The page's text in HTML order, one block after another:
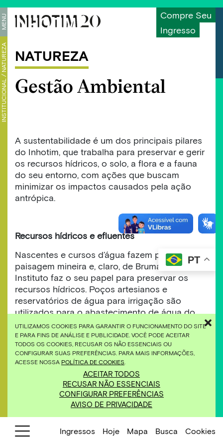
UTILIZAMOS COOKIES PARA GARANTIR O FUNCIONAMENTO DO SITE
E PARA FINS DE ANÁLISE E PUBLICIDADE. VOCÊ PODE ACEITAR
TODOS OS COOKIES, RECUSAR OS NÃO ESSENCIAIS OU
CONFIGURAR SUAS PREFERÊNCIAS. PARA MAIS INFORMAÇÕES,
ACESSE NOSSA POLÍTICA DE COOKIES
ACEITAR TODOS
RECUSAR NÃO ESSENCIAIS
CONFIGURAR PREFERÊNCIAS
AVISO DE PRIVACIDADE
Compre Seu
Ingresso
MENU
INSTITUCIONAL
/
NATUREZA NATUREZA
Gestão Ambiental
A sustentabilidade é um dos principais pilares
do Inhotim, que trabalha para preservar e gerir
os recursos hídricos, o solo, a flora e a fauna
do seu entorno, com ações que buscam
minimizar os impactos causados pela ação
antrópica.
Recursos hídricos e efluentes
Nascentes e cursos d’água fazem parte da
paisagem mineira e, claro, de Brumadinho. O
Instituto faz o seu papel para preservar os
recursos hídricos. Poços artesianos e
reservatórios de água para irrigação são
utilizados para o abastecimento de água do
parque. Além disso, o Inhotim faz a coleta e o
tratamento de 100% dos efluentes domésticos
gerados por suas atividades em uma Estação
Biológica de Tratamento de Efluente própria.
Com o objetivo de manter a qualidade dos
recursos hídricos e do tratamento dos
efluentes, são realizadas, periodicamente,
coletas de amostras de águas e efluentes para
monitoramento físico-químico.
Por aqui, as águas são classificadas em
PT
Ingressos Hoje Mapa Busca Cookies